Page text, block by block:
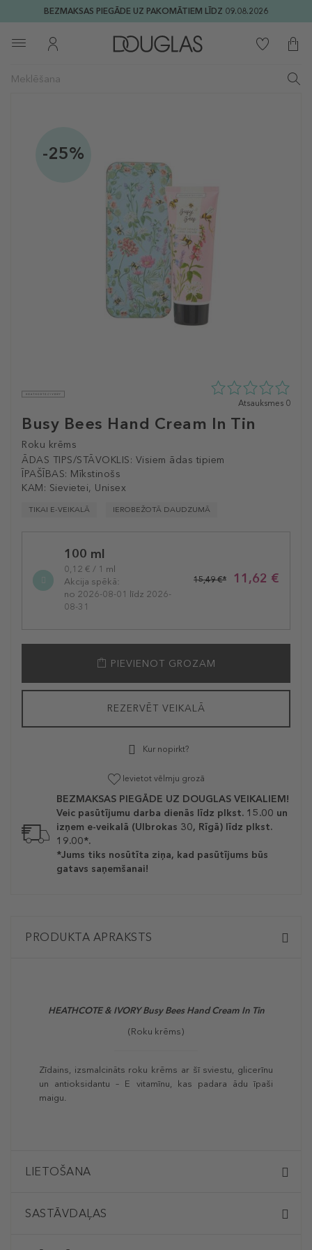
BEZMAKSAS PIEGĀDE UZ PAKOMĀTIEM LĪDZ 09.08.2026
-25%
Busy Bees Hand Cream In Tin
Roku krēms
ĀDAS TIPS/STĀVOKLIS: Visiem ādas tipiem
ĪPAŠĪBAS: Mīkstinošs
KAM: Sievietei, Unisex
TIKAI E-VEIKALĀ IEROBEŽOTĀ DAUDZUMĀ
0
Atsauksmes 0
variation100 ml
0,12 € / 1 ml
Akcija spēkā:
no 2026-08-01 līdz 2026-
08-31
11,62 €
15,49 €*
PIEVIENOT GROZAM
REZERVĒT VEIKALĀ
Kur nopirkt?
Ievietot vēlmju grozā
BEZMAKSAS PIEGĀDE UZ DOUGLAS VEIKALIEM!
Veic pasūtījumu darba dienās līdz plkst. 15.00 un
izņem e-veikalā (Ulbrokas 30, Rīgā) līdz plkst.
19.00*.
*Jums tiks nosūtīta ziņa, kad pasūtījums būs
gatavs saņemšanai!
PRODUKTA APRAKSTS
HEATHCOTE & IVORY Busy Bees Hand Cream In Tin
(Roku krēms)
Zīdains, izsmalcināts roku krēms ar šī sviestu, glicerīnu
un antioksidantu – E vitamīnu, kas padara ādu īpaši
maigu.
LIETOŠANA
SASTĀVDAĻAS